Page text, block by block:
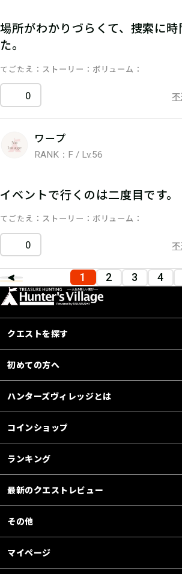
場所がわかりづらくて、捜索に
た。
てごたえ ストーリー ボリューム
0
ワープ
RANK：F / Lv.56
イベントで行くのは二度目です。
てごたえ ストーリー ボリューム
0
1 2 3 4
クエストを探す
初めての方へ
ハンターズヴィレッジとは
コインショップ
ランキング
最新のクエストレビュー
その他
マイページ